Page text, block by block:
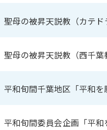
聖母の被昇天説教（カテド
聖母の被昇天説教（西千葉
平和旬間千葉地区「平和
平和旬間委員会企画「平